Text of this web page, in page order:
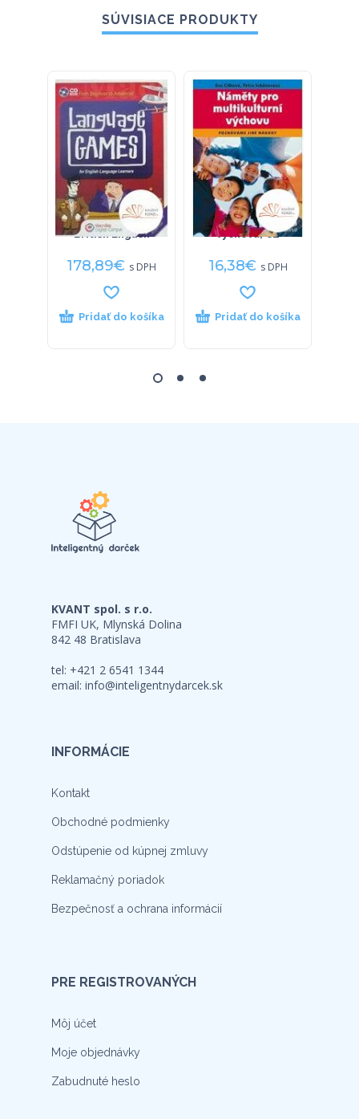
SÚVISIACE PRODUKTY
Language Games
CD-ROM Network
British English
178,89€ s DPH
Pridať do košíka
Náměty pro
multikulturní
výchovu, CZ
16,38€ s DPH
Pridať do košíka
KVANT spol. s r.o.
FMFI UK, Mlynská Dolina
842 48 Bratislava
tel: +421 2 6541 1344
email: info@inteligentnydarcek.sk
INFORMÁCIE
Kontakt
Obchodné podmienky
Odstúpenie od kúpnej zmluvy
Reklamačný poriadok
Bezpečnosť a ochrana informácií
PRE REGISTROVANÝCH
Môj účet
Moje objednávky
Zabudnuté heslo